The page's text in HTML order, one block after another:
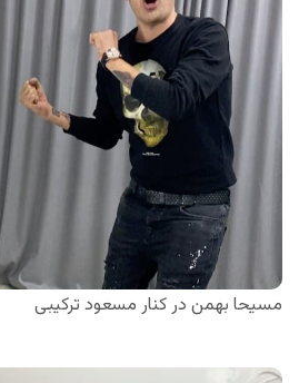
مسیحا بهمن در کنار مسعود ترکیبی